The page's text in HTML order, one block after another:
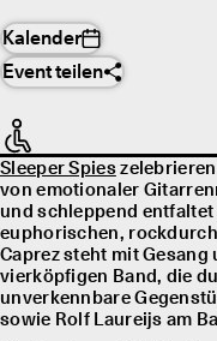
Kalender
Event teilen
Sleeper Spies
von emotionaler
und schleppend
euphorischen,
Caprez steht mit
vierköpfigen Band, die
unverkennbare
sowie Rolf Laureĳs am